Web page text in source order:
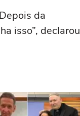
da
isso”, declarou